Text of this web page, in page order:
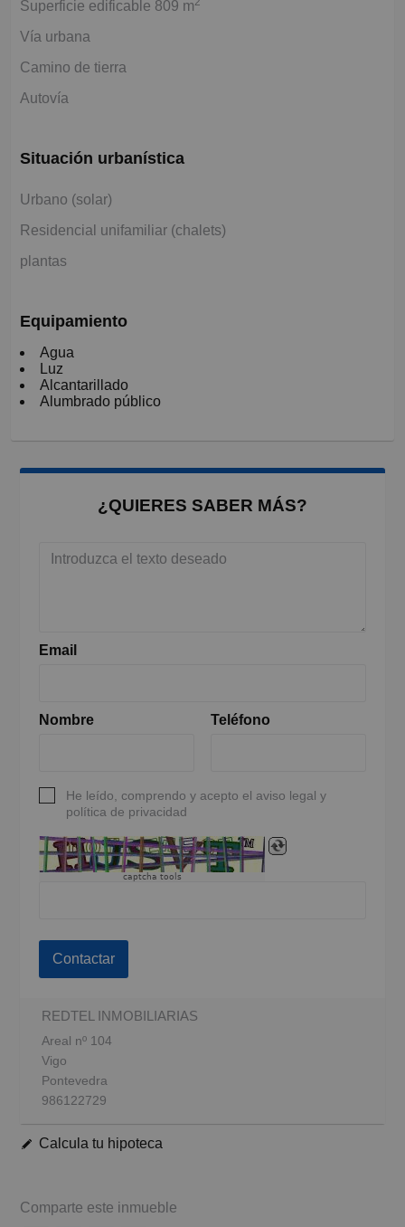
Superficie edificable 809 m
Vía urbana
Camino de tierra
Autovía
Situación urbanística
Urbano (solar)
Residencial unifamiliar (chalets)
plantas
Equipamiento
Agua
Luz
Alcantarillado
Alumbrado público
¿QUIERES SABER MÁS?
Email
Nombre Teléfono
He leído, comprendo y acepto el aviso legal y
política de privacidad
captcha tools
Contactar
REDTEL INMOBILIARIAS
Areal nº 104
Vigo
Pontevedra
986122729
Calcula tu hipoteca
Comparte este inmueble